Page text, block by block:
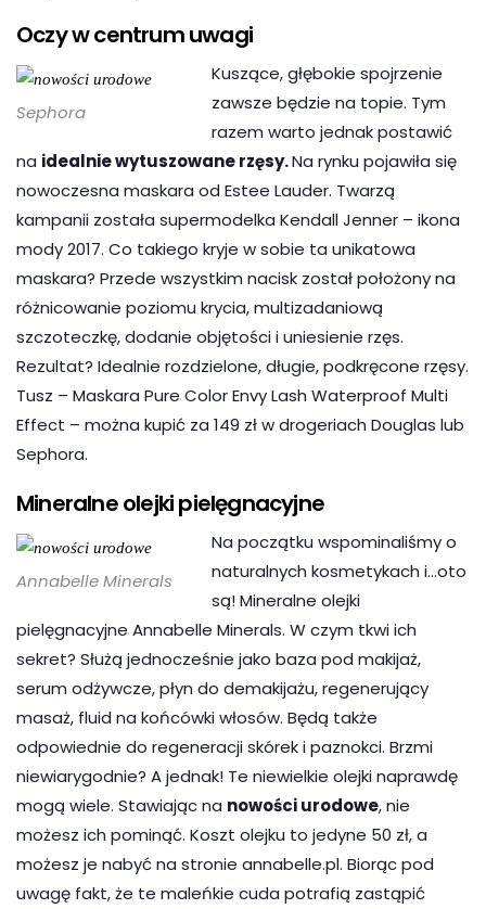
Oczy w centrum uwagi
Sephora
Kuszące, głębokie spojrzenie
zawsze będzie na topie. Tym
razem warto jednak postawić
na idealnie wytuszowane rzęsy.Na rynku pojawiła się
nowoczesna maskara od Estee Lauder. Twarzą
kampanii została supermodelka Kendall Jenner – ikona
mody 2017. Co takiego kryje w sobie ta unikatowa
maskara? Przede wszystkim nacisk został położony na
różnicowanie poziomu krycia, multizadaniową
szczoteczkę, dodanie objętości i uniesienie rzęs.
Rezultat? Idealnie rozdzielone, długie, podkręcone rzęsy.
Tusz – Maskara Pure Color Envy Lash Waterproof Multi
Effect – można kupić za 149 zł w drogeriach Douglas lub
Sephora.
Mineralne olejki pielęgnacyjne
Annabelle Minerals
Na początku wspominaliśmy o
naturalnych kosmetykach i…oto
są! Mineralne olejki
pielęgnacyjne Annabelle Minerals. W czym tkwi ich
sekret? Służą jednocześnie jako baza pod makijaż,
serum odżywcze, płyn do demakijażu, regenerujący
masaż, fluid na końcówki włosów. Będą także
odpowiednie do regeneracji skórek i paznokci. Brzmi
niewiarygodnie? A jednak! Te niewielkie olejki naprawdę
mogą wiele. Stawiając na nowości urodowe, nie
możesz ich pominąć. Koszt olejku to jedyne 50 zł, a
możesz je nabyć na stronie annabelle.pl. Biorąc pod
uwagę fakt, że te maleńkie cuda potrafią zastąpić